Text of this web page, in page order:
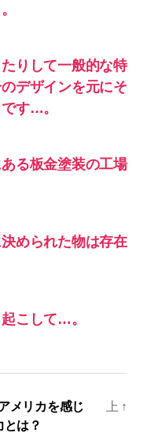
りして一般的な特
デザインを元にそ
す…。
る板金塗装の工場
められた物は存在
こして…。
メリカを感じ
は？
上 ↑